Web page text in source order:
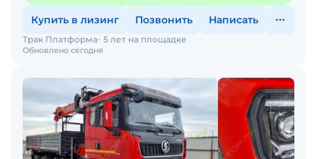
Купить в лизинг Позвонить Написать
Обновлено сегодня
Трак Платформа 5 лет на площадке